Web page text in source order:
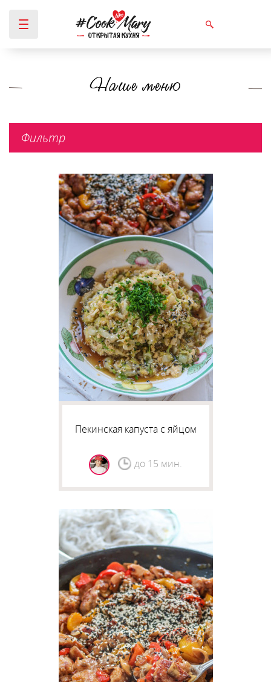
Вы здесь Наше меню
Фильтр
Пекинская капуста с яйцом
до 15 мин.